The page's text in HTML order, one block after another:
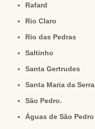
Rafard
Rio Claro
Rio das Pedras
Saltinho
Santa Gertrudes
Santa Maria da Serra
São Pedro.
Águas de São Pedro